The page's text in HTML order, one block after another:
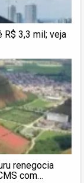
R$ 3,3 mil; veja
renegocia
com